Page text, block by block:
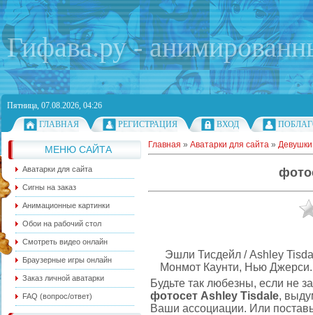
Гифава.ру -
Пятница, 07.08.2026, 04:26
ГЛАВНАЯ
РЕГИСТРАЦИЯ ВХОД
МЕНЮ САЙТА
Аватарки для сайта
Сигны на заказ
Анимационные картинки
Обои на рабочий стол
Смотреть видео онлайн
Браузерные игры онлайн
Заказ личной аватарки
FAQ (вопрос/ответ)
Главная » Аватарки для сайта »
Эшли Тисдейл / Ashley
Монмот Каунти, Нью
Будьте так любезны, если не
фотосет Ashley Tisdale,
Ваши ассоциации. Или